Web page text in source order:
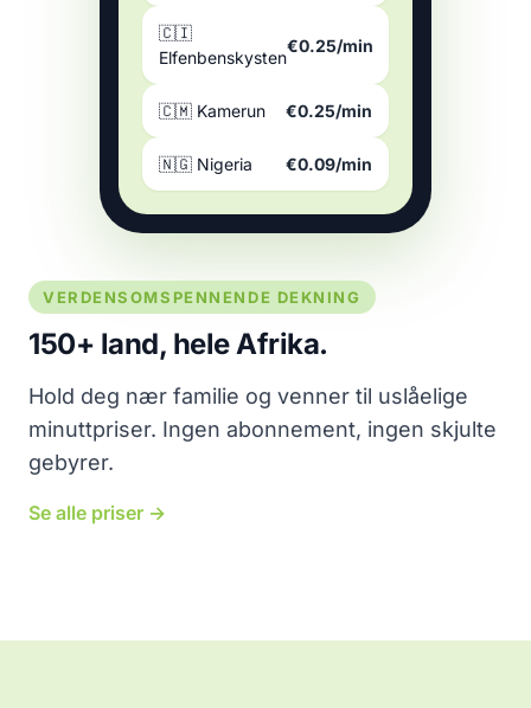
VERDENSOMSPENNENDE DEKNING
150+ land, hele Afrika.
Hold deg nær familie og venner til uslåelige
minuttpriser. Ingen abonnement, ingen skjulte
gebyrer.
Se alle priser →
🇨🇮
Elfenbenskysten
€0.25/min
🇨🇲 Kamerun €0.25/min
🇳🇬 Nigeria €0.09/min